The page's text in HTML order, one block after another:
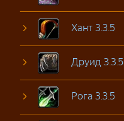
Хант 3.3.5
Друид 3.3.5
Рога 3.3.5